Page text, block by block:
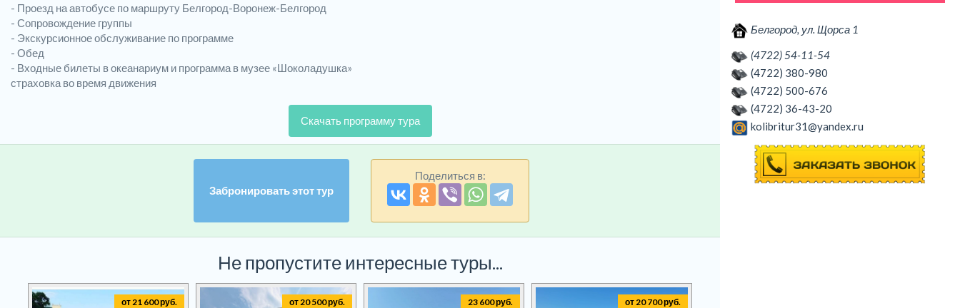
- Проезд на автобусе по маршруту Белгород-Воронеж-Белгород
- Сопровождение группы
- Экскурсионное обслуживание по программе
- Обед
- Входные билеты в океанариум и программа в музее «Шоколадушка»
страховка во время движения
Скачать программу тура
Забронировать этот тур
Поделиться в:
Не пропустите интересные туры...
от 21 600 руб. от 20 500 руб. 23 600 руб. от 20 700 руб.
Белгород, ул. Щорса 1
(4722) 54-11-54
(4722) 380-980
(4722) 500-676
(4722) 36-43-20
kolibritur31@yandex.ru